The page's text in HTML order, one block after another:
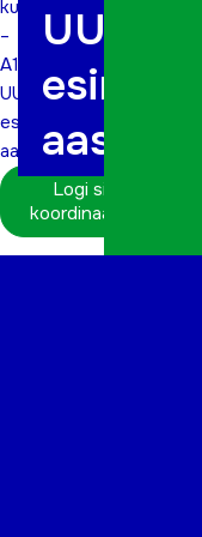
kursus
–
A1
UUS
esimene
aasta
Logi sisse
koordinaatorina
UUS
esimene
aasta